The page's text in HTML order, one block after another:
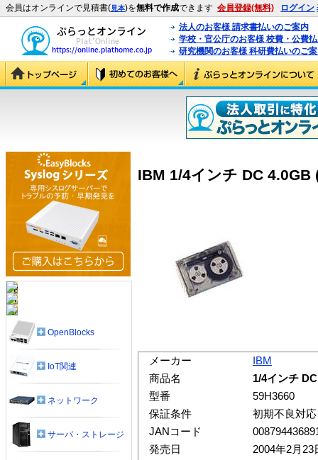
会員はオンラインで見積書(見本)を無料で作成できます 会員登録(無料) ログイン
法人のお客様 請求書払いのご案内
学校・官公庁のお客様 校費・公費
研究機関のお客様 科研費払いのご
IBM 1/4インチ DC 4.0GB
メーカー
IBM
商品名
1/4インチ
型番
59H3660
保証条件
初期不良対
JANコード
発売日
2004年2月23
OpenBlocks
IoT関連
ネットワーク
サーバ・ストレージ